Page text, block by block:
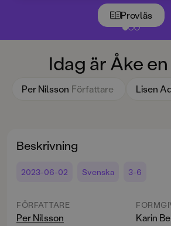
Provläs
Idag är Åke
Per Nilsson Författare Lisen
Beskrivning
2023-06-02 Svenska 3-6
FÖRFATTARE
Per Nilsson Karin